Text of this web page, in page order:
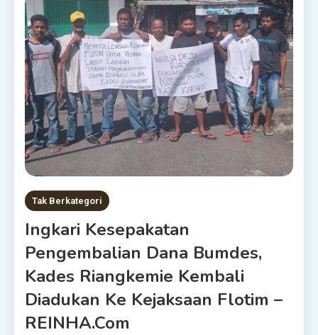
Tak Berkategori
Ingkari Kesepakatan
Pengembalian Dana Bumdes,
Kades Riangkemie Kembali
Diadukan Ke Kejaksaan Flotim –
REINHA.com